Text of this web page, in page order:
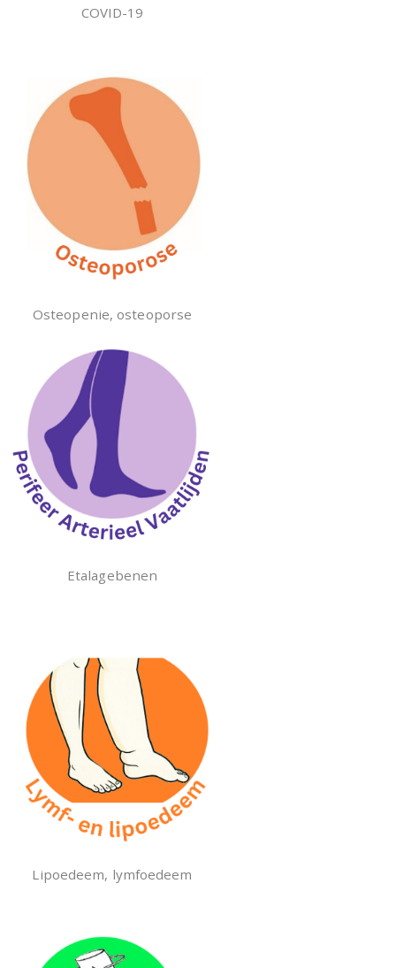
COVID-19
Osteopenie, osteoporse
Etalagebenen
Lipoedeem, lymfoedeem